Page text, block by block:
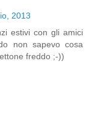
2013
estivi con gli amici
non sapevo cosa
freddo ;-))